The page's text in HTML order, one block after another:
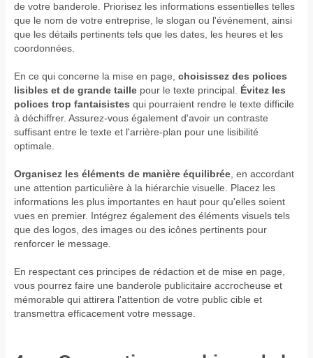
de votre banderole. Priorisez les informations essentielles telles
que le nom de votre entreprise, le slogan ou l'événement, ainsi
que les détails pertinents tels que les dates, les heures et les
coordonnées.
En ce qui concerne la mise en page, choisissez des polices
lisibles et de grande taille pour le texte principal. Évitez les
polices trop fantaisistes qui pourraient rendre le texte difficile
à déchiffrer. Assurez-vous également d'avoir un contraste
suffisant entre le texte et l'arrière-plan pour une lisibilité
optimale.
Organisez les éléments de manière équilibrée , en accordant
une attention particulière à la hiérarchie visuelle. Placez les
informations les plus importantes en haut pour qu'elles soient
vues en premier. Intégrez également des éléments visuels tels
que des logos, des images ou des icônes pertinents pour
renforcer le message.
En respectant ces principes de rédaction et de mise en page,
vous pourrez faire une banderole publicitaire accrocheuse et
mémorable qui attirera l'attention de votre public cible et
transmettra efficacement votre message.